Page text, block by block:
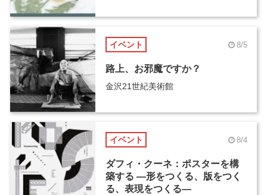
イベント 8/5
路上、お邪魔ですか？
金沢21世紀美術館
イベント 8/4
ダフィ・クーネ：ポスターを構
築する ―形をつくる、版をつく
る、表現をつくる―